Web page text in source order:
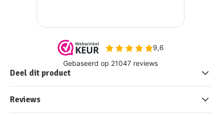
Deel dit product
Reviews